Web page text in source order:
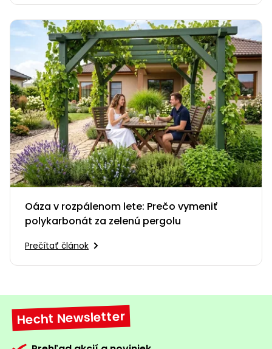
Oáza v rozpálenom lete: Prečo vymeniť
polykarbonát za zelenú pergolu
Prečítať článok
Hecht Newsletter